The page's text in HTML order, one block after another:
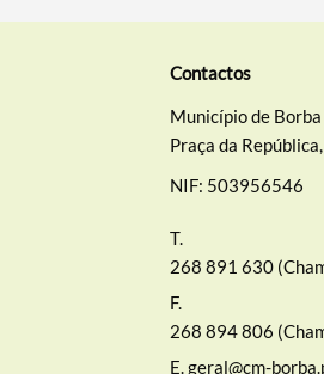
Contactos
Município de Borba
Praça da
NIF: 503956546
T.
268 891 630
F.
268 894 806
E.geral@cm-